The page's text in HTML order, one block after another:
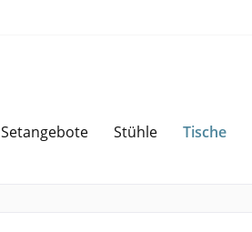
Setangebote Stühle Tische
Sparen bei Angebotsanfrage